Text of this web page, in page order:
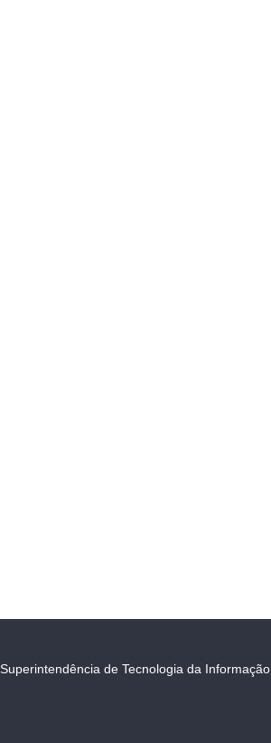
Superintendência de Tecnologia da Informação